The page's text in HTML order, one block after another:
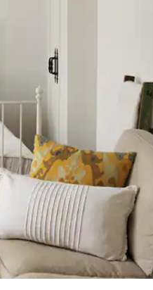
žemyn arba liesdami ir